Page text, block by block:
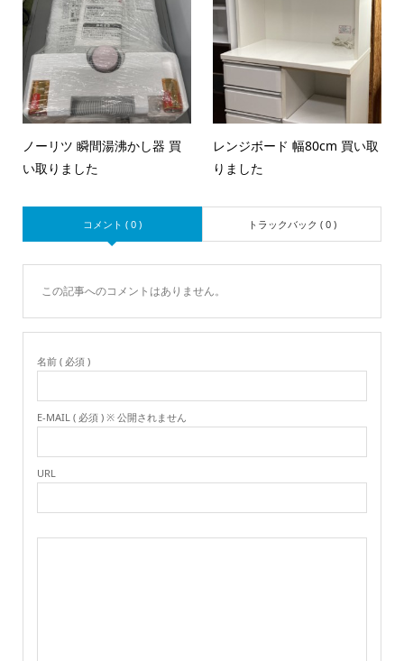
ノーリツ 瞬間湯沸かし器 買
い取りました
レンジボード 幅80cm 買い取
りました
コメント ( 0 ) トラックバック ( 0 )
この記事へのコメントはありません。
名前 ( 必須 )
E-MAIL ( 必須 ) ※ 公開されません
URL